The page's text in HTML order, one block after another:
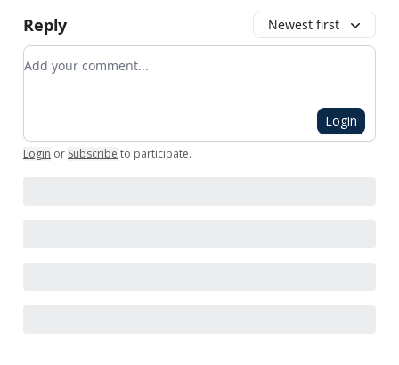
Reply Newest first
Add your comment
Login
Login or Subscribe to participate.